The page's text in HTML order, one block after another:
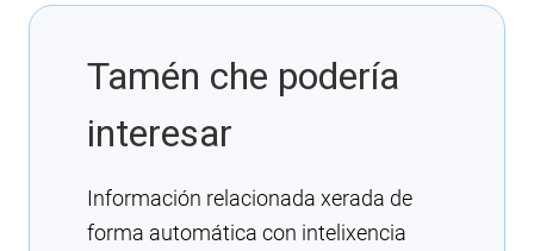
Tamén che podería
interesar
Información relacionada xerada de
forma automática con intelixencia